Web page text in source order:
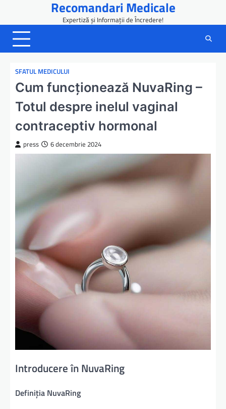
content
Recomandari Medicale
Expertiză și Informații de Încredere!
SFATUL MEDICULUI
Cum funcționează NuvaRing –
Totul despre inelul vaginal
contraceptiv hormonal
press 6 decembrie 2024
Introducere în NuvaRing
Definiția NuvaRing